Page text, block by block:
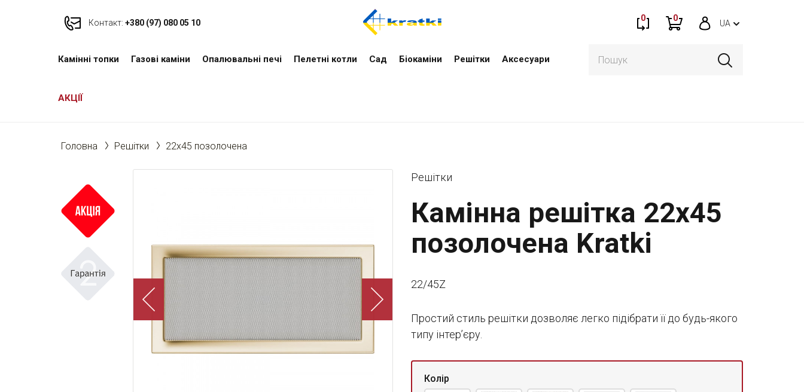
Контакт: +380 (97) 080 05 10 0 0
UA
Камінні топки Газові каміни Опалювальні печі Пелетні котли Cад Біокаміни Решітки Аксесуари
АКЦІЇ
Головна Решітки 22x45 позолочена
Решітки
Камінна решітка 22x45
позолочена Kratki
22/45Z
Простий стиль решітки дозволяє легко підібрати її до будь-якого
типу інтер’єру.
Колір